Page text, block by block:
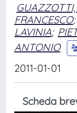
FRANCESCO;
LAVINIA;
ANTONIO
2011-01-01
Scheda